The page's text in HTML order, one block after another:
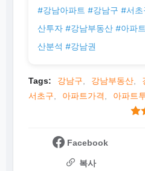
#강남아파트 #강남구 #서
산투자 #강남부동산 #아파
산분석 #강남권
Tags: 강남구 강남부동산
서초구
아파트가격 아파트
Facebook
복사